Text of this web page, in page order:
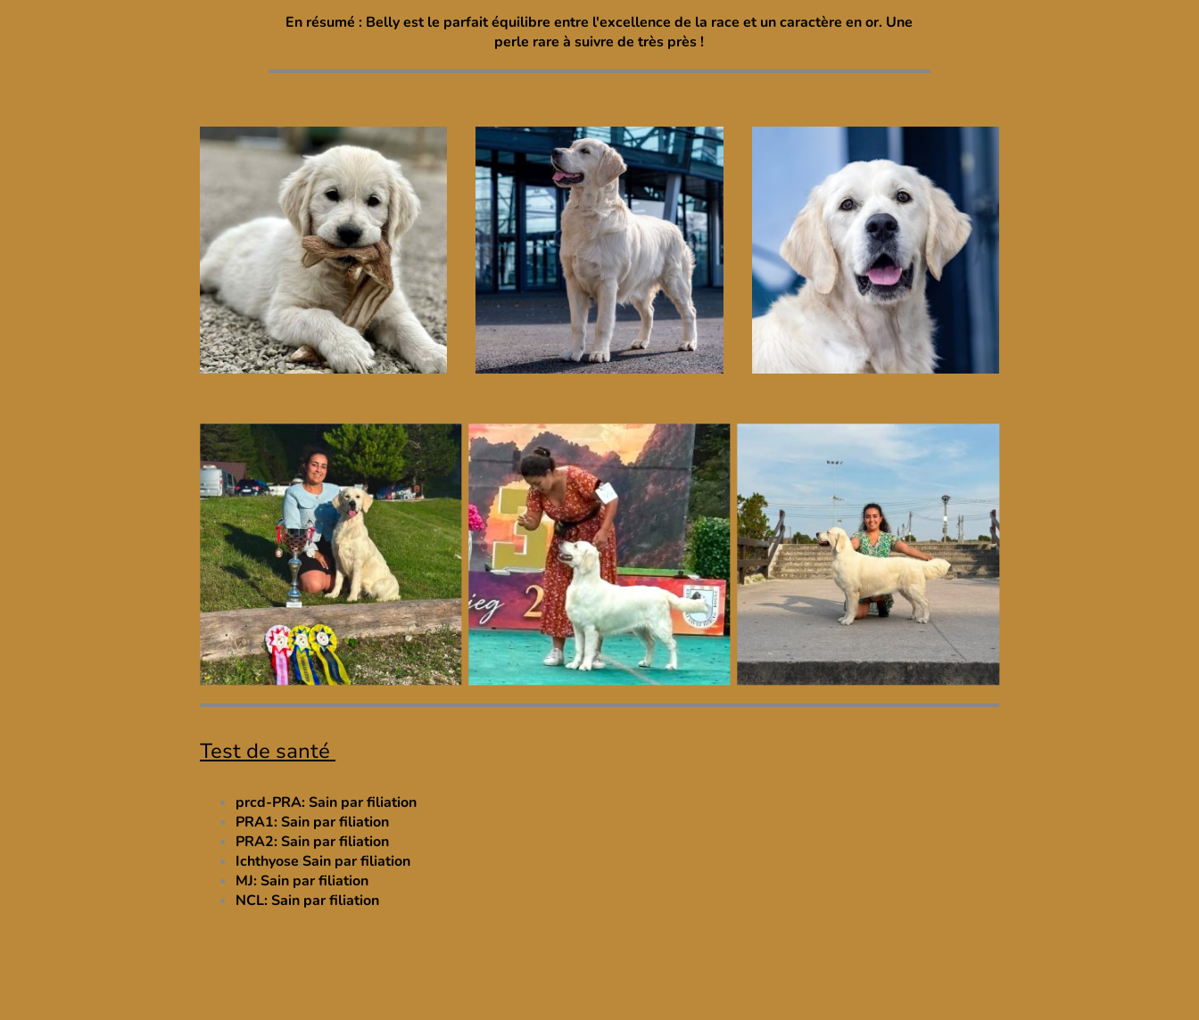
En résumé : Belly est le parfait équilibre entre l'excellence de la race et un caractère en or. Une
perle rare à suivre de très près !
Test de santé
prcd-PRA: Sain par filiation
PRA1: Sain par filiation
PRA2: Sain par filiation
Ichthyose:Sain par filiation
MJ: Sain par filiation
NCL: Sain par filiation